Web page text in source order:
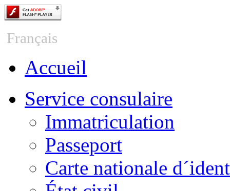
Français
Accueil
Service consulaire
Immatriculation
Passeport
Carte nationale